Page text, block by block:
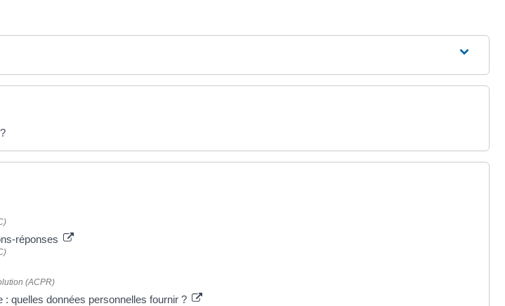
réponses
(ACPR)
quelles données personnelles fournir ?